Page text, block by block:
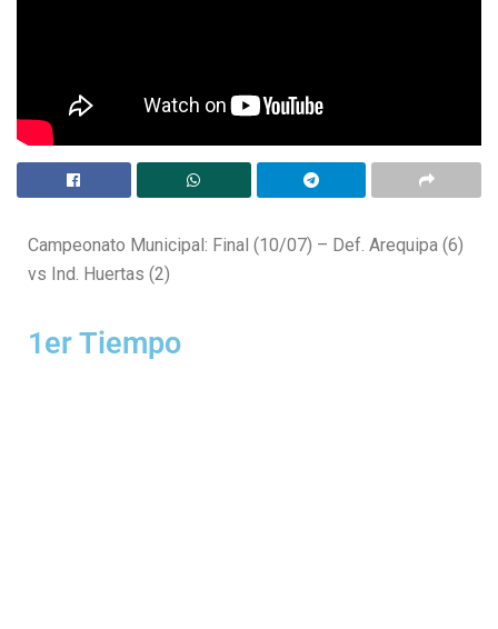
Campeonato Municipal: Final (10/07) – Def. Arequipa (6)
vs Ind. Huertas (2)
1er Tiempo